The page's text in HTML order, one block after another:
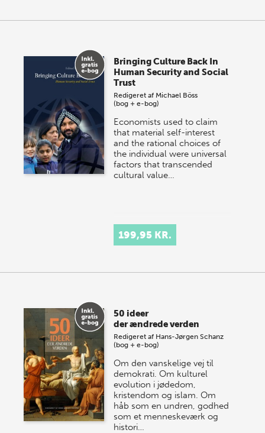
Bringing Culture Back In
Human Security and Social
Trust
Redigeret af Michael Böss
(bog + e-bog)
Economists used to claim
that material self-interest
and the rational choices of
the individual were universal
factors that transcended
cultural value…
199,95 KR.
50 ideer
der ændrede verden
Redigeret af Hans-Jørgen Schanz
(bog + e-bog)
Om den vanskelige vej til
demokrati. Om kulturel
evolution i jødedom,
kristendom og islam. Om
håb som en undren, godhed
som et menneskeværk og
histori…